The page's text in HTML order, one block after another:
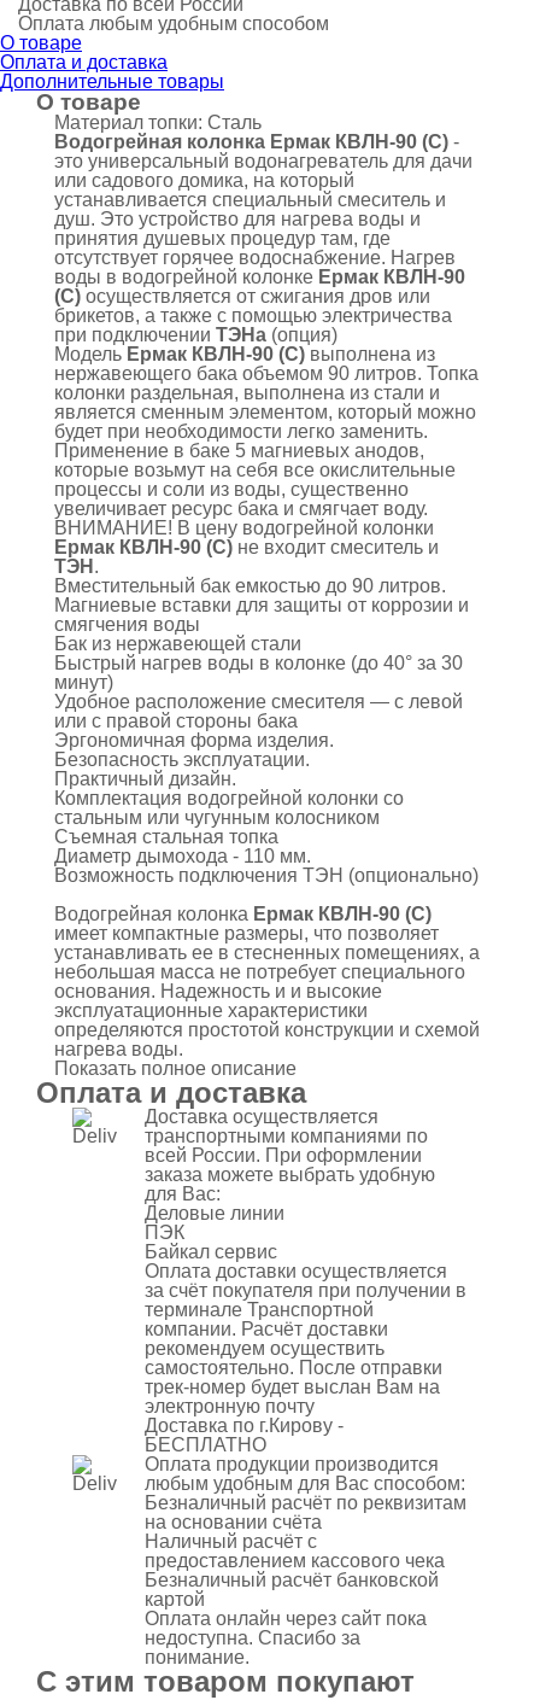
Доставка по всей России
Оплата любым удобным способом
О товаре
Оплата и доставка
Дополнительные товары
О товаре
Материал топки: Сталь
Водогрейная колонка Ермак КВЛН-90 (С) -
это универсальный водонагреватель для дачи
или садового домика, на который
устанавливается специальный смеситель и
душ. Это устройство для нагрева воды и
принятия душевых процедур там, где
отсутствует горячее водоснабжение. Нагрев
воды в водогрейной колонке Ермак КВЛН-90
(С) осуществляется от сжигания дров или
брикетов, а также с помощью электричества
при подключении ТЭНа (опция)
Модель Ермак КВЛН-90 (С) выполнена из
нержавеющего бака объемом 90 литров. Топка
колонки раздельная, выполнена из стали и
является сменным элементом, который можно
будет при необходимости легко заменить.
Применение в баке 5 магниевых анодов,
которые возьмут на себя все окислительные
процессы и соли из воды, существенно
увеличивает ресурс бака и смягчает воду.
ВНИМАНИЕ! В цену водогрейной колонки
Ермак КВЛН-90 (С) не входит смеситель и
ТЭН .
Вместительный бак емкостью до 90 литров.
Магниевые вставки для защиты от коррозии и
смягчения воды
Бак из нержавеющей стали
Быстрый нагрев воды в колонке (до 40° за 30
минут)
Удобное расположение смесителя — с левой
или с правой стороны бака
Эргономичная форма изделия.
Безопасность эксплуатации.
Практичный дизайн.
Комплектация водогрейной колонки со
стальным или чугунным колосником
Съемная стальная топка
Диаметр дымохода - 110 мм.
Возможность подключения ТЭН (опционально)
Водогрейная колонка Ермак КВЛН-90 (С)
имеет компактные размеры, что позволяет
устанавливать ее в стесненных помещениях, а
небольшая масса не потребует специального
основания. Надежность и и высокие
эксплуатационные характеристики
определяются простотой конструкции и схемой
нагрева воды.
Показать полное описание
Оплата и доставка
Доставка осуществляется
транспортными компаниями по
всей России. При оформлении
заказа можете выбрать удобную
для Вас:
Деловые линии
ПЭК
Байкал сервис
Оплата доставки осуществляется
за счёт покупателя при получении в
терминале Транспортной
компании. Расчёт доставки
рекомендуем осуществить
самостоятельно. После отправки
трек-номер будет выслан Вам на
электронную почту
Доставка по г.Кирову -
БЕСПЛАТНО
Оплата продукции производится
любым удобным для Вас способом:
Безналичный расчёт по реквизитам
на основании счёта
Наличный расчёт с
предоставлением кассового чека
Безналичный расчёт банковской
картой
Оплата онлайн через сайт пока
недоступна. Спасибо за
понимание.
С этим товаром покупают